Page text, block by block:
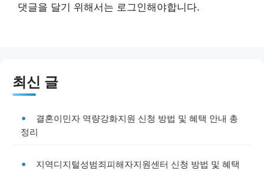
댓글을 달기 위해서는 로그인해야합니다.
최신 글
결혼이민자 역량강화지원 신청 방법 및 혜택 안내 총
정리
지역디지털성범죄피해자지원센터 신청 방법 및 혜택